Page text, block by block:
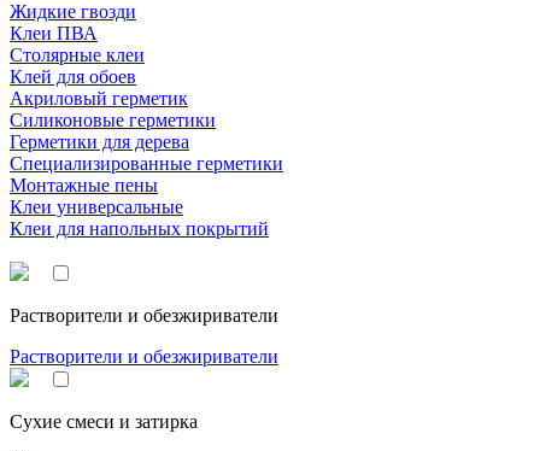
Жидкие гвозди
Клеи ПВА
Столярные клеи
Клей для обоев
Акриловый герметик
Силиконовые герметики
Герметики для дерева
Специализированные герметики
Монтажные пены
Клеи универсальные
Клеи для напольных покрытий
Растворители и обезжириватели
Растворители и обезжириватели
Сухие смеси и затирка